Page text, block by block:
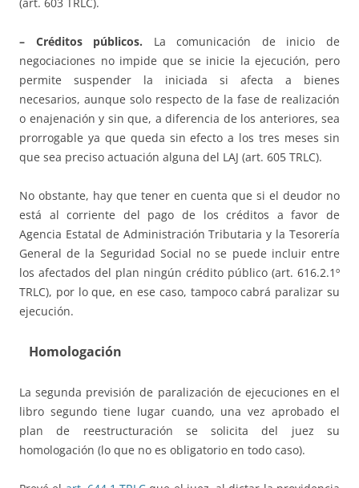
(art. 603 TRLC).
– Créditos públicos. La comunicación de inicio de
negociaciones no impide que se inicie la ejecución, pero
permite suspender la iniciada si afecta a bienes
necesarios, aunque solo respecto de la fase de realización
o enajenación y sin que, a diferencia de los anteriores, sea
prorrogable ya que queda sin efecto a los tres meses sin
que sea preciso actuación alguna del LAJ (art. 605 TRLC).
No obstante, hay que tener en cuenta que si el deudor no
está al corriente del pago de los créditos a favor de
Agencia Estatal de Administración Tributaria y la Tesorería
General de la Seguridad Social no se puede incluir entre
los afectados del plan ningún crédito público (art. 616.2.1º
TRLC), por lo que, en ese caso, tampoco cabrá paralizar su
ejecución.
Homologación
La segunda previsión de paralización de ejecuciones en el
libro segundo tiene lugar cuando, una vez aprobado el
plan de reestructuración se solicita del juez su
homologación (lo que no es obligatorio en todo caso).